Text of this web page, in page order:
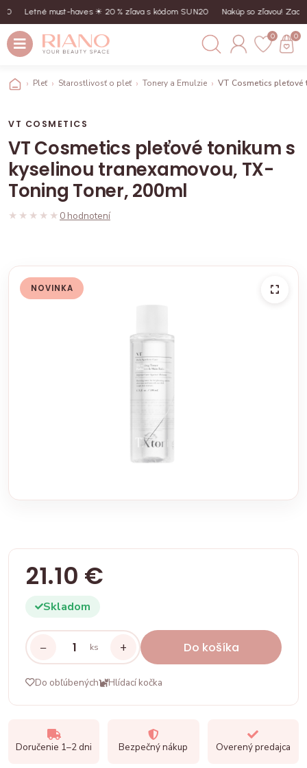
Letné must-haves ☀︎ 20 % zľava s kódom SUN20 Nakúp so zľavou! Zadaj
0 0
Pleť Starostlivosť o pleť Tonery a Emulzie VT Cosmetics
VT COSMETICS
VT Cosmetics pleťové tonikum s
kyselinou tranexamovou, TX-
Toning Toner, 200ml
★★★★★
★★★★★ 0 hodnotení
NOVINKA
21.10 €
Skladom
− ks + Do košíka
Do obľúbených Hlídací kočka
Doručenie 1–2 dni Bezpečný nákup Overený predajca